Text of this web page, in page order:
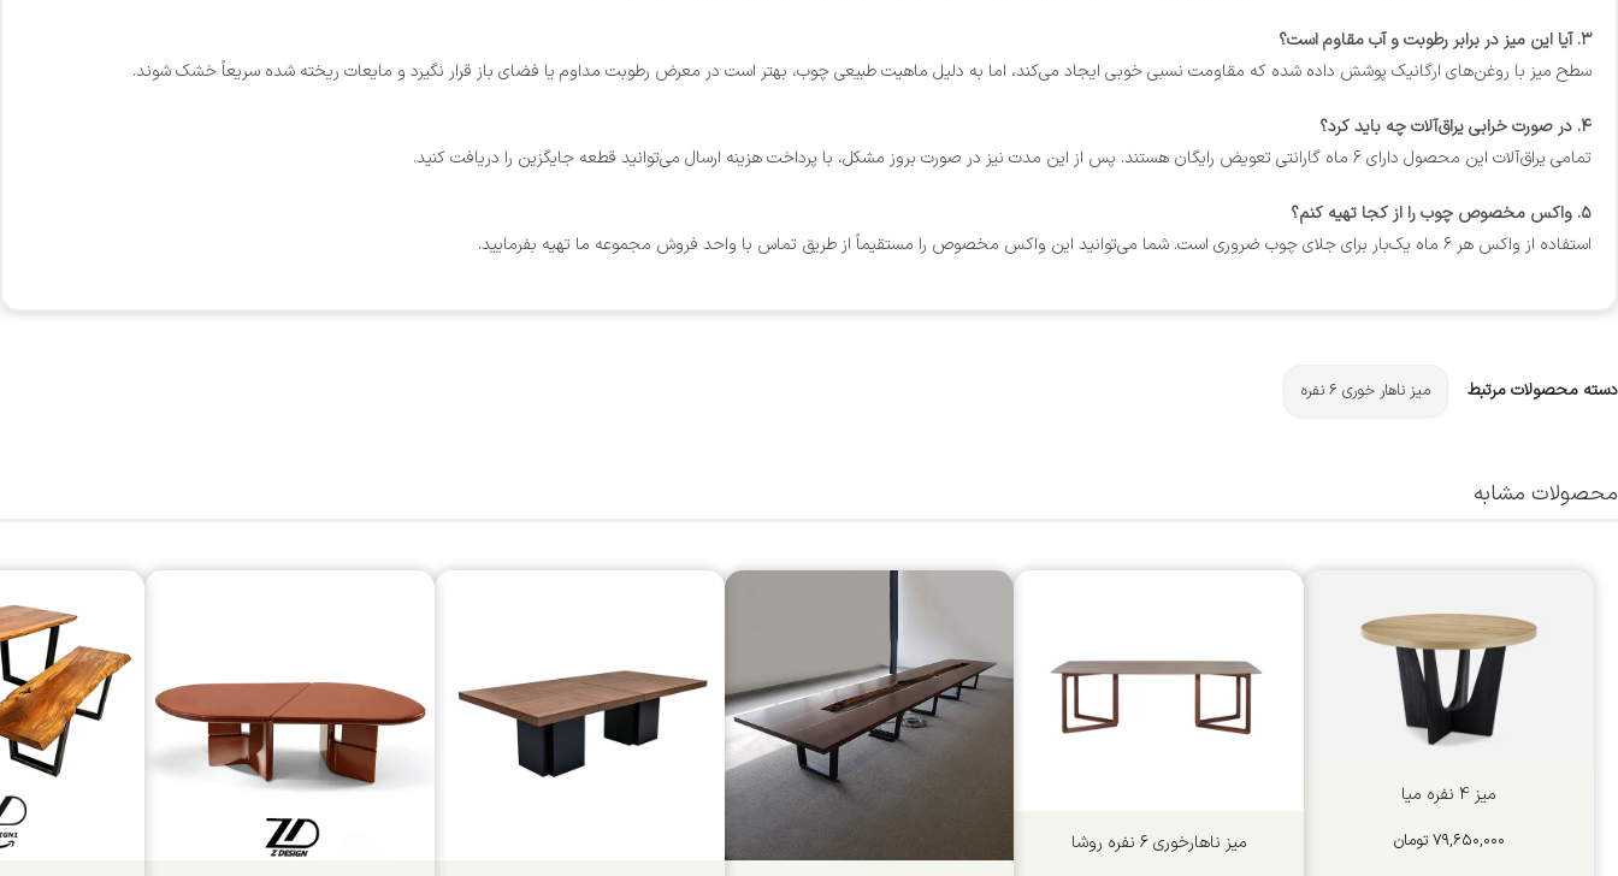
۳. آیا این میز در برابر رطوبت و آب مقاوم است؟
سطح میز با روغن‌های ارگانیک پوشش داده شده که مقاومت نسبی خوبی ایجاد می‌کند، اما به دلیل ماهیت طبیعی چوب، بهتر است در معرض رطوبت مداوم یا فضای باز قرار نگیرد و مایعات ریخته شده سریعاً خشک شوند.
۴. در صورت خرابی یراق‌آلات چه باید کرد؟
تمامی یراق‌آلات این محصول دارای ۶ ماه گارانتی تعویض رایگان هستند. پس از این مدت نیز در صورت بروز مشکل، با پرداخت هزینه ارسال می‌توانید قطعه جایگزین را دریافت کنید.
۵. واکس مخصوص چوب را از کجا تهیه کنم؟
استفاده از واکس هر ۶ ماه یک‌بار برای جلای چوب ضروری است. شما می‌توانید این واکس مخصوص را مستقیماً از طریق تماس با واحد فروش مجموعه ما تهیه بفرمایید.
دسته محصولات مرتبط میز ناهار خوری ۶ نفره
محصولات مشابه
میز 4 نفره میا
۷۹,۶۵۰,۰۰۰ تومان میز ناهارخوری 6 نفره روشا